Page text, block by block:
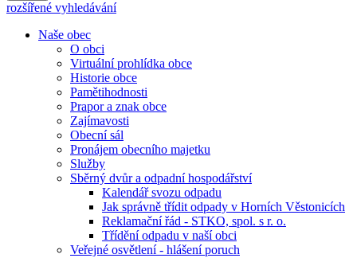
rozšířené vyhledávání
Naše obec
O obci
Virtuální prohlídka obce
Historie obce
Pamětihodnosti
Prapor a znak obce
Zajímavosti
Obecní sál
Pronájem obecního majetku
Služby
Sběrný dvůr a odpadní hospodářství
Kalendář svozu odpadu
Jak správně třídit odpady v Horních Věstonicích
Reklamační řád - STKO, spol. s r. o.
Třídění odpadu v naší obci
Veřejné osvětlení - hlášení poruch